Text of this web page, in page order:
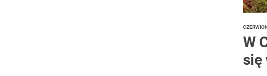
W
się